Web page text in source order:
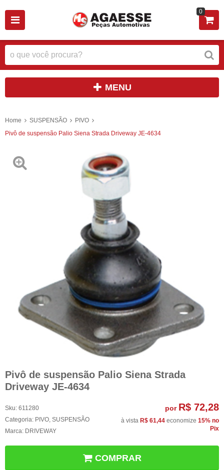
0
MENU
Home SUSPENSÃO
PIVO
Pivô de suspensão Palio Siena Strada Driveway JE-4634
Pivô de suspensão Palio Siena Strada
Driveway JE-4634
Sku: 611280
Categoria: PIVO, SUSPENSÃO
Marca: DRIVEWAY
por R$ 72,28
à vista R$ 61,44 economize 15% no
Pix
COMPRAR